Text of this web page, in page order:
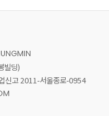
빌딩)
신고 2011-서울종로-0954